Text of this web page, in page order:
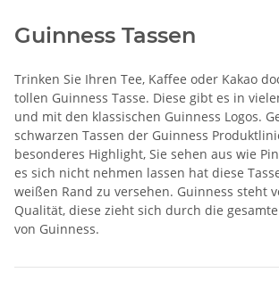
Guinness Tassen
Trinken Sie Ihren Tee, Kaffee oder Kakao
tollen Guinness Tasse. Diese gibt es in
und mit den klassischen Guinness Logos.
schwarzen Tassen der Guinness
besonderes Highlight, Sie sehen aus wie
es sich nicht nehmen lassen hat diese
weißen Rand zu versehen. Guinness steht
Qualität, diese zieht sich durch die
von Guinness.